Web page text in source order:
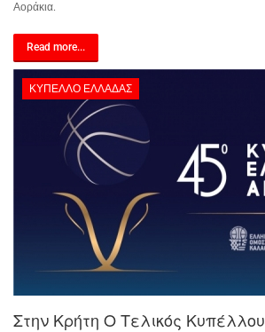
Αοράκια.
Read more...
ΚΎΠΕΛΛΟ ΕΛΛΆΔΑΣ
Στην Κρήτη Ο Τελικός Κυπέλλου